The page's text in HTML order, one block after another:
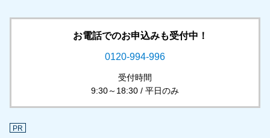
お電話でのお申込みも受付中！
0120-994-996
受付時間
9:30～18:30 / 平日のみ
PR